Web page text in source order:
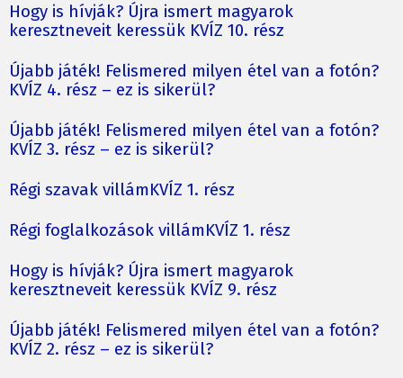
Hogy is hívják? Újra ismert magyarok
keresztneveit keressük KVÍZ 10. rész
Újabb játék! Felismered milyen étel van a fotón?
KVÍZ 4. rész – ez is sikerül?
Újabb játék! Felismered milyen étel van a fotón?
KVÍZ 3. rész – ez is sikerül?
Régi szavak villámKVÍZ 1. rész
Régi foglalkozások villámKVÍZ 1. rész
Hogy is hívják? Újra ismert magyarok
keresztneveit keressük KVÍZ 9. rész
Újabb játék! Felismered milyen étel van a fotón?
KVÍZ 2. rész – ez is sikerül?